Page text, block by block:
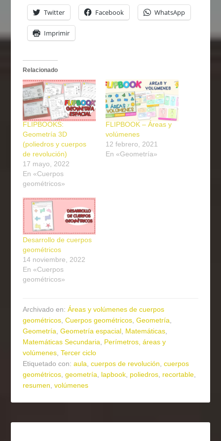
Twitter Facebook WhatsApp
Imprimir
Relacionado
FLIPBOOKS:
Geometría 3D
(poliedros y cuerpos
de revolución)
17 mayo, 2022
En «Cuerpos
geométricos»
FLIPBOOK – Áreas y
volúmenes
12 febrero, 2021
En «Geometría»
Desarrollo de cuerpos
geométricos
14 noviembre, 2022
En «Cuerpos
geométricos»
Archivado en:Áreas y volúmenes de cuerpos
geométricos ,Cuerpos geométricos ,Geometría
Geometría ,Geometría espacial Matemáticas
Matemáticas Secundaria
Perímetros, áreas y
volúmenes ,Tercer ciclo
Etiquetado con:aula ,cuerpos de revolución ,cuerpos
geométricos ,geometría lapbook poliedros recortable
resumen ,volúmenes